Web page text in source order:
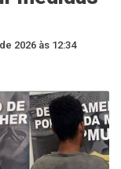
2026 às 12:34